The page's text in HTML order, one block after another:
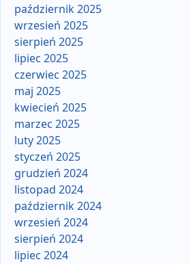
październik 2025
wrzesień 2025
sierpień 2025
lipiec 2025
czerwiec 2025
maj 2025
kwiecień 2025
marzec 2025
luty 2025
styczeń 2025
grudzień 2024
listopad 2024
październik 2024
wrzesień 2024
sierpień 2024
lipiec 2024